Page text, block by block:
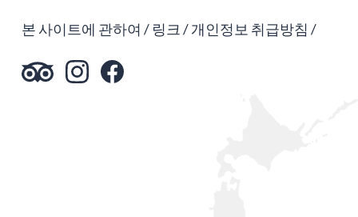
본 사이트에 관하여 링크 개인정보 취급방침